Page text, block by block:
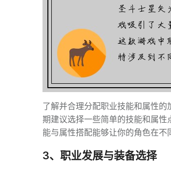
了解并合理分配职业技能和属性
期建议选择一些简单的技能和属
能与属性搭配能够让你的角色在不
3、职业发展与装备选择